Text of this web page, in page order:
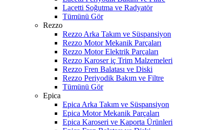
Lacetti Soğutma ve Radyatör
Tümünü Gör
Rezzo
Rezzo Arka Takım ve Süspansiyon
Rezzo Motor Mekanik Parçaları
Rezzo Motor Elektrik Parçaları
Rezzo Karoser iç Trim Malzemeleri
Rezzo Fren Balatası ve Diski
Rezzo Periyodik Bakım ve Filtre
Tümünü Gör
Epica
Epica Arka Takım ve Süspansiyon
Epica Motor Mekanik Parçaları
Epica Karoseri ve Kaporta Ürünleri